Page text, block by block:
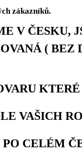
zákazníků.
V ČESKU,
(
VAŠICH
CELÉM